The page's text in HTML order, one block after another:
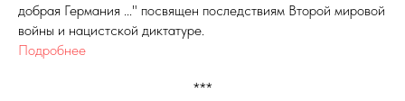
добрая Германия ..." посвящен последствиям Второй мировой
войны и нацистской диктатуре.
Подробнее
***